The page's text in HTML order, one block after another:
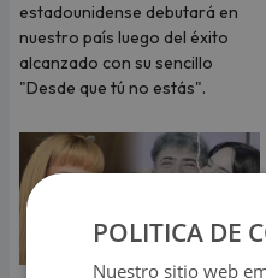
estadounidense debutará en
nuestro país luego del éxito
alcanzado con su sencillo
"Desde que tú no estás".
POLITICA DE
Nuestro sitio web